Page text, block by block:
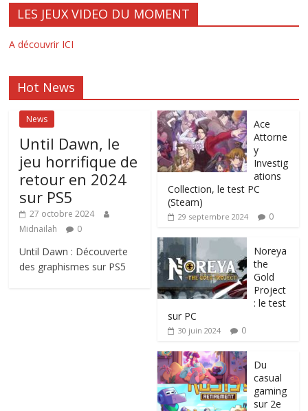
LES JEUX VIDEO DU MOMENT
A découvrir ICI
Hot News
News
Until Dawn, le
jeu horrifique de
retour en 2024
sur PS5
27 octobre 2024
Midnailah
0
Until Dawn : Découverte
des graphismes sur PS5
Ace
Attorne
y
Investig
ations
Collection, le test PC
(Steam)
29 septembre 2024 0
Noreya
the
Gold
Project
: le test
sur PC
30 juin 2024 0
Du
casual
gaming
sur 2e